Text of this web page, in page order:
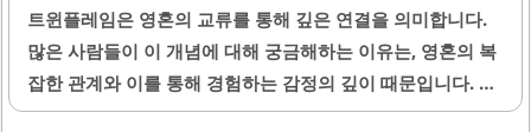
트윈플레임은 영혼의 교류를 통해 깊은 연결을 의미합니다.
많은 사람들이 이 개념에 대해 궁금해하는 이유는, 영혼의 복
잡한 관계와 이를 통해 경험하는 감정의 깊이 때문입니다. 특
히, 인연의 의미와 이를 통해 경험하는 서로의 영향을 탐구하